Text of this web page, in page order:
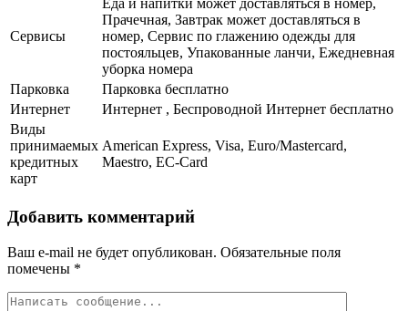
Сервисы
Еда и напитки может доставляться в номер,
Прачечная, Завтрак может доставляться в
номер, Сервис по глажению одежды для
постояльцев, Упакованные ланчи, Ежедневная
уборка номера
Парковка
Парковка бесплатно
Интернет
Интернет , Беспроводной Интернет бесплатно
Виды
принимаемых
кредитных
карт
American Express, Visa, Euro/Mastercard,
Maestro, EC-Card
Добавить комментарий
Ваш e-mail не будет опубликован. Обязательные поля
помечены *